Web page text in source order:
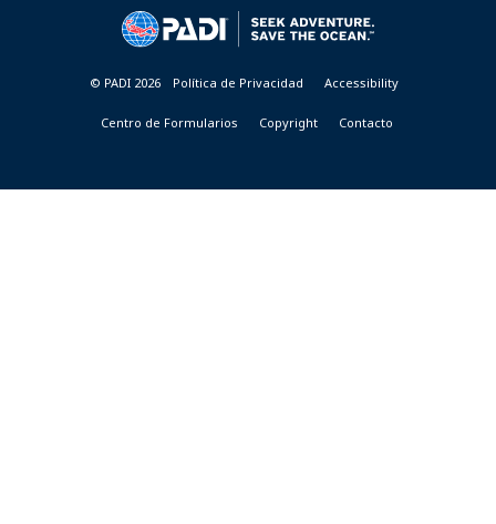
© PADI 2026 Política de Privacidad Accessibility
Centro de Formularios Copyright Contacto